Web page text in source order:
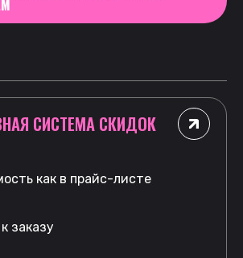
СИСТЕМА СКИДОК
как в прайс-листе
заказу